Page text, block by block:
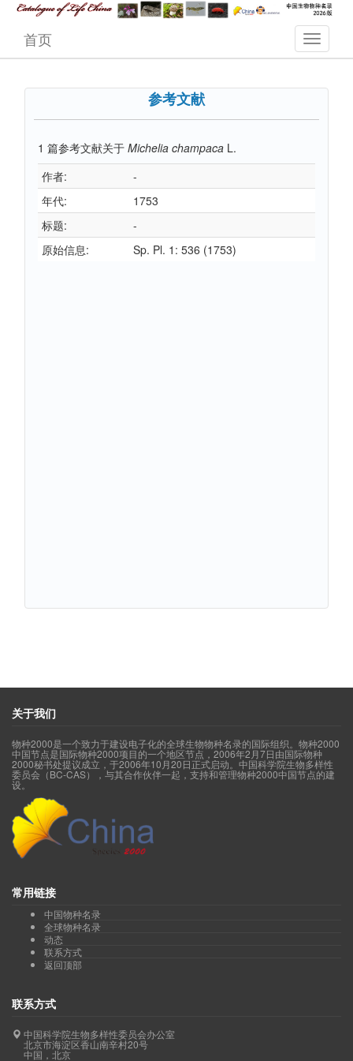
首页
参考文献
1 篇参考文献关于 Michelia champaca L.
作者:
-
年代:
1753
标题:
-
原始信息:
Sp. Pl. 1: 536 (1753)
关于我们
物种2000是一个致力于建设电子化的全球生物物种名录的国际组织。物种2000
中国节点是国际物种2000项目的一个地区节点，2006年2月7日由国际物种
2000秘书处提议成立，于2006年10月20日正式启动。中国科学院生物多样性
委员会（BC-CAS），与其合作伙伴一起，支持和管理物种2000中国节点的建
设。
常用链接
中国物种名录
全球物种名录
动态
联系方式
返回顶部
联系方式
中国科学院生物多样性委员会办公室
北京市海淀区香山南辛村20号
中国，北京